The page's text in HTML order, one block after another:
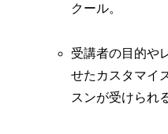
クール。
受講者の目的や
せたカスタマイ
スンが受けられ